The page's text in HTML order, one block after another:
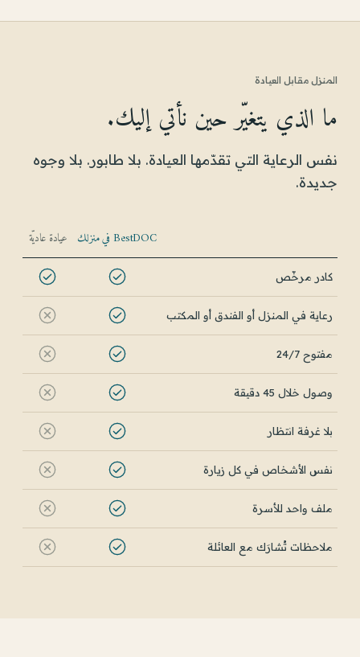
المنزل مقابل العيادة
ما الذي يتغيّر حين نأتي إليك.
نفس الرعاية التي تقدّمها العيادة. بلا طابور. بلا وجوه
جديدة.
BestDOC في منزلك عيادة عاديّة
كادر مرخّص
رعاية في المنزل أو الفندق أو المكتب
مفتوح 24/7
وصول خلال 45 دقيقة
بلا غرفة انتظار
نفس الأشخاص في كل زيارة
ملف واحد للأسرة
ملاحظات تُشارَك مع العائلة